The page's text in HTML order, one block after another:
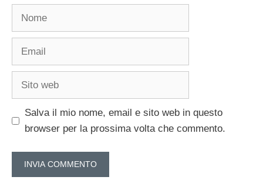
Nome
Email
Sito
Salva il mio nome, email e sito web in questo
browser per la prossima volta che commento.